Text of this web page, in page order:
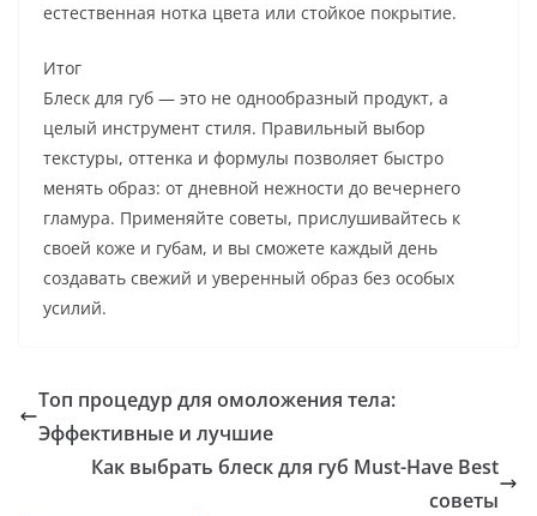
естественная нотка цвета или стойкое покрытие.
Итог
Блеск для губ — это не однообразный продукт, а
целый инструмент стиля. Правильный выбор
текстуры, оттенка и формулы позволяет быстро
менять образ: от дневной нежности до вечернего
гламура. Применяйте советы, прислушивайтесь к
своей коже и губам, и вы сможете каждый день
создавать свежий и уверенный образ без особых
усилий.
Топ процедур для омоложения тела:
Эффективные и лучшие
Как выбрать блеск для губ Must-Have Best
советы